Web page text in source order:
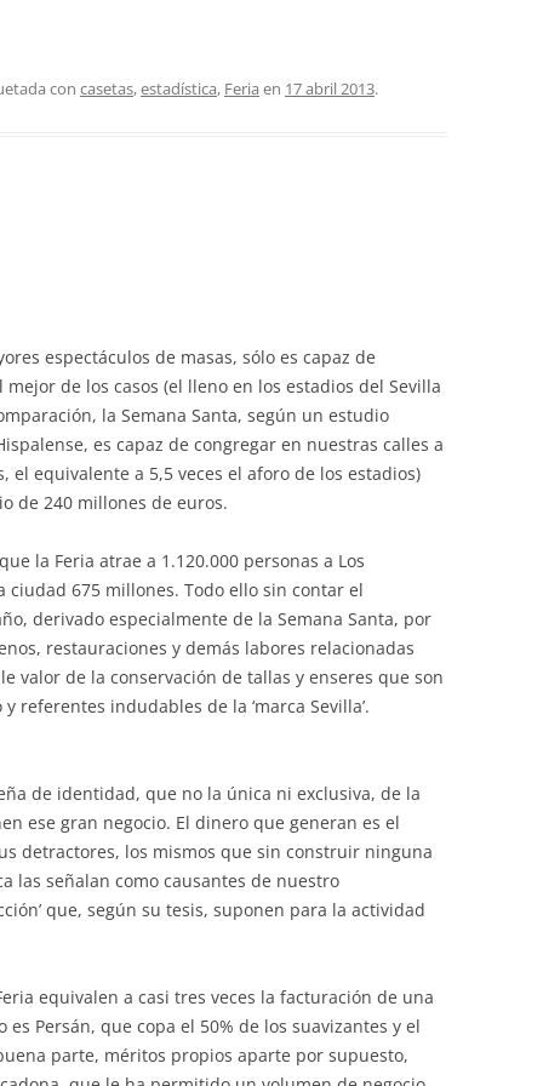
con casetas,estadística, Feria en 17 abril 2013.
espectáculos de masas, sólo es capaz de
de los casos (el lleno en los estadios del Sevilla
la Semana Santa, según un estudio
es capaz de congregar en nuestras calles a
el equivalente a 5,5 veces el aforo de los estadios)
de 240 millones de euros.
la Feria atrae a 1.120.000 personas a Los
ciudad 675 millones. Todo ello sin contar el
derivado especialmente de la Semana Santa, por
restauraciones y demás labores relacionadas
valor de la conservación de tallas y enseres que son
indudables de la ‘marca Sevilla’.
de identidad, que no la única ni exclusiva, de la
ese gran negocio. El dinero que generan es el
detractores, los mismos que sin construir ninguna
las señalan como causantes de nuestro
que, según su tesis, suponen para la actividad
equivalen a casi tres veces la facturación de una
Persán, que copa el 50% de los suavizantes y el
parte, méritos propios aparte por supuesto,